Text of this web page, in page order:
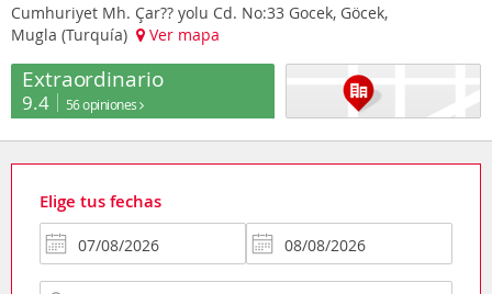
Cumhuriyet Mh. Çar?? yolu Cd. No:33 Gocek, Göcek,
Mugla (Turquía)
Ver mapa
Extraordinario
9.4 56 opiniones
Elige tus fechas